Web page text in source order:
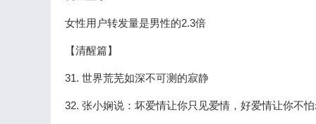
女性用户转发量是男性的2.3倍
【清醒篇】
31. 世界荒芜如深不可测的寂静
32. 张小娴说：坏爱情让你只见爱情，好爱情让你不